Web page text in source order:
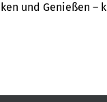
und Genießen –